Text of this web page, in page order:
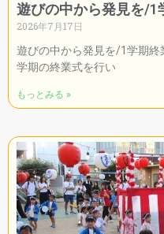
遊びの中から発見を/1
2026年7月17日
遊びの中から発見を/1学期
学期の終業式を行い
もっとみる »